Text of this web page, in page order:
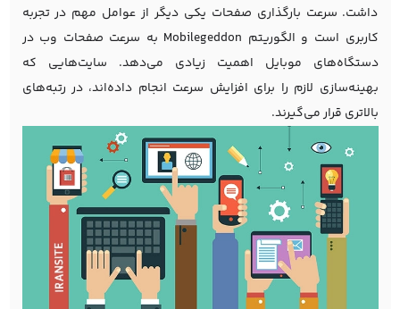
داشت. سرعت بارگذاری صفحات یکی دیگر از عوامل مهم در تجربه
کاربری است و الگوریتم Mobilegeddon به سرعت صفحات وب در
دستگاه‌های موبایل اهمیت زیادی می‌دهد. سایت‌هایی که
بهینه‌سازی لازم را برای افزایش سرعت انجام داده‌اند، در رتبه‌های
بالاتری قرار می‌گیرند.